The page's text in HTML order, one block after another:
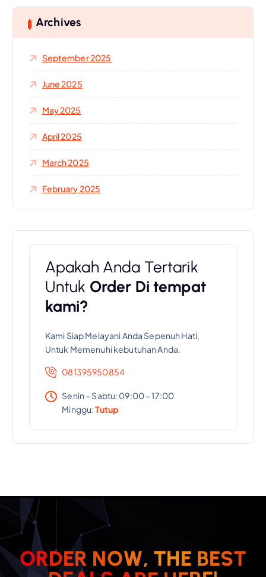
c
h
r
Archives
September 2025
June 2025
May 2025
April 2025
March 2025
February 2025
Apakah Anda Tertarik
Untuk Order Di tempat
kami?
Kami Siap Melayani Anda Sepenuh Hati,
Untuk Memenuhi kebutuhan Anda.
081395950854
Senin – Sabtu: 09:00 – 17:00
Minggu:Tutup
ORDER NOW, THE BEST